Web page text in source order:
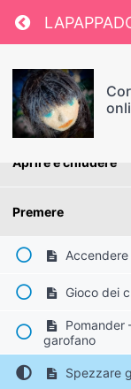
Return to
Usare le pinze
Piegare
Aprire e chiudere
Premere
Gioco dei
Pomander
garofano
Spezzare